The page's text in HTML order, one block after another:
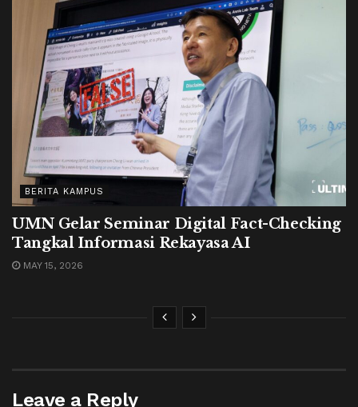
BERITA KAMPUS
UMN Gelar Seminar Digital Fact-Checking
Tangkal Informasi Rekayasa AI
MAY 15, 2026
Leave a Reply